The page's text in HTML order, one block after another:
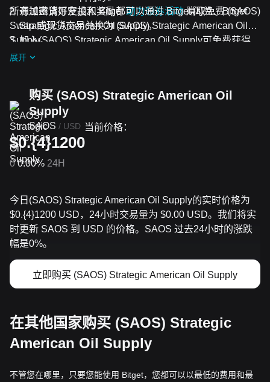
通过邀请好友加入 Bitget助力领券活动赚取免费 (SAOS)
Strategic American Oil Supply。
加入(SAOS) Strategic American Oil Supply可免费获得
进行中的挑战和活动
所有加密货币空投和奖励都可以通过 Bitget 闪兑、Bitget
Swap 或现货交易兑换为 (SAOS) Strategic American Oil
Supply。
展开
购买 (SAOS) Strategic American Oil
Supply
SAOS / USD 当前价格：
$0.{4}1200
0 0.00% 24H
今日(SAOS) Strategic American Oil Supply的实时价格为
$0.{​4}1200 USD，24小时交易量为 $0.00 USD。我们将实
时更新 SAOS 到 USD 的价格。SAOS 过去24小时的涨跌
幅是0%。
立即购买 (SAOS) Strategic American Oil Supply
在其他国家购买 (SAOS) Strategic
American Oil Supply
不管您在哪里，只要您能使用 Bitget，您都可以以最低的费用和最